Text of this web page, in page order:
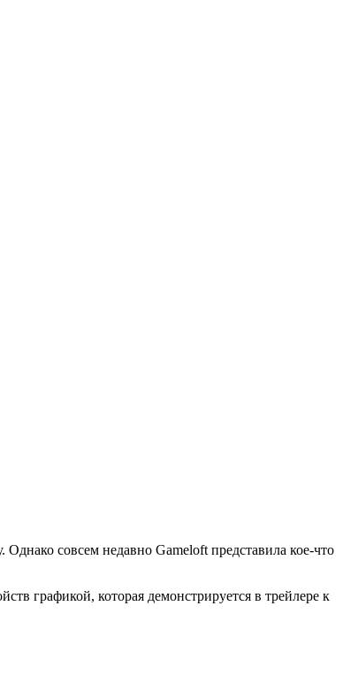
совсем недавно Gameloft представила кое-что
графикой, которая демонстрируется в трейлере к